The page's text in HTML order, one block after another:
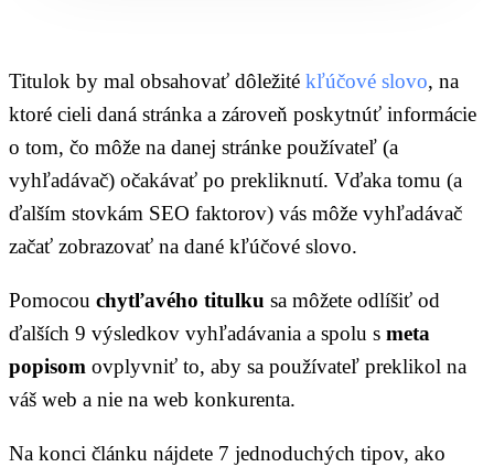
Titulok by mal obsahovať dôležité kľúčové slovo, na
ktoré cieli daná stránka a zároveň poskytnúť informácie
o tom, čo môže na danej stránke používateľ (a
vyhľadávač) očakávať po prekliknutí. Vďaka tomu (a
ďalším stovkám SEO faktorov) vás môže vyhľadávač
začať zobrazovať na dané kľúčové slovo.
Pomocou chytľavého titulku sa môžete odlíšiť od
ďalších 9 výsledkov vyhľadávania a spolu s meta
popisom ovplyvniť to, aby sa používateľ preklikol na
váš web a nie na web konkurenta.
Na konci článku nájdete 7 jednoduchých tipov, ako